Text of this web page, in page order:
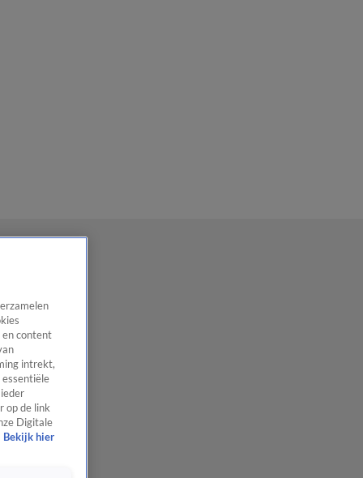
en content
intrekt,
op de link
Digitale
Bekijk hier